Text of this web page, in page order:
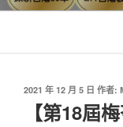
2021 年 12 月 5 日 作者:
【第18屆